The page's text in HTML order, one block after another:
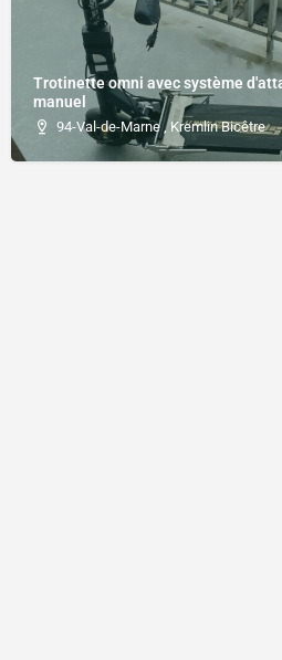
Trotinette omni avec système
manuel
94-Val-de-Marne , Kremlin Bicêtre